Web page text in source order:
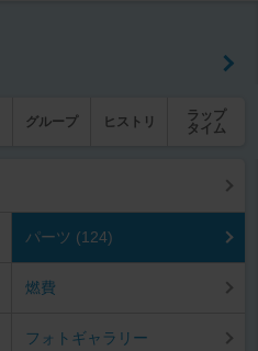
グループ ヒストリ
ラップ
タイム
パーツ (124)
燃費
フォトギャラリー